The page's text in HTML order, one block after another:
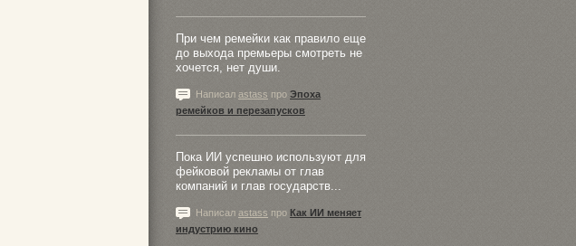
При чем ремейки как правило еще
до выхода премьеры смотреть не
хочется, нет души.
Написал astass про Эпоха
ремейков и перезапусков
Пока ИИ успешно используют для
фейковой рекламы от глав
компаний и глав государств...
Написал astass про Как ИИ меняет
индустрию кино